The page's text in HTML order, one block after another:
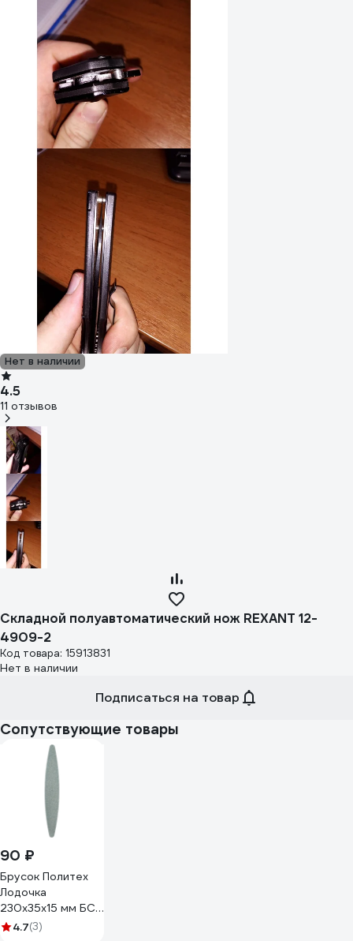
Нет в наличии
4.5
11 отзывов
Складной полуавтоматический нож REXANT 12-
4909-2
Код товара: 15913831
Нет в наличии
Подписаться на товар
Сопутствующие товары
90 ₽
Брусок Политех
Лодочка
230x35x15 мм БС
2045200
4.7(3)